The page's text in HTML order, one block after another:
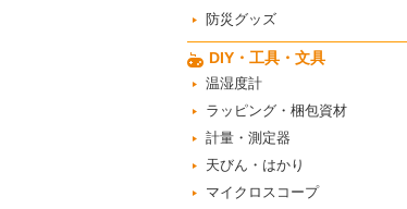
防災グッズ
DIY・工具・文具
温湿度計
ラッピング・梱包資材
計量・測定器
天びん・はかり
マイクロスコープ